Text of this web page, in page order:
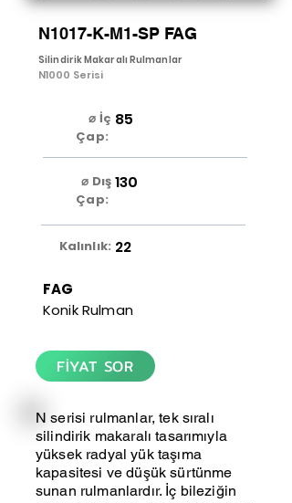
N1017-K-M1-SP FAG
Silindirik Makaralı Rulmanlar
N1000 Serisi
⌀ İç
Çap:
85
⌀ Dış
Çap:
130
Kalınlık: 22
FAG
Konik Rulman
FİYAT SOR
N serisi rulmanlar, tek sıralı
silindirik makaralı tasarımıyla
yüksek radyal yük taşıma
kapasitesi ve düşük sürtünme
sunan rulmanlardır. İç bileziğin